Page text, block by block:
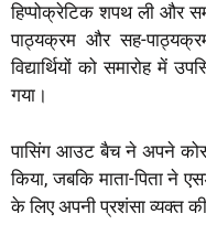
हिप्पोक्रेटिक शपथ ली और
पाठ्यक्रम और सह-
विद्यार्थियों को समारोह में
गया।
पासिंग आउट बैच ने अपने
किया, जबकि माता-पिता ने
के लिए अपनी प्रशंसा व्यक्त